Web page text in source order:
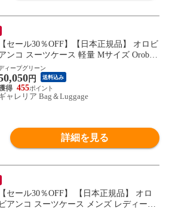
【セール30％OFF】【日本正規品】 オロビ
ンコ スーツケース 軽量 Mサイズ Orobian
キャリーケース ストッパー ストッパー
き TSロック ビジネス 出張 旅行 革 丈夫
ァスナー おしゃれ 50L 4泊 5泊 シンティ
ーレ 92842
ィープグリーン
円 送料込み
455
ャレリア Bag＆Luggage
詳細を見る
【セール30％OFF】 【日本正規品】 オロ
ビアンコ スーツケース メンズ レディース